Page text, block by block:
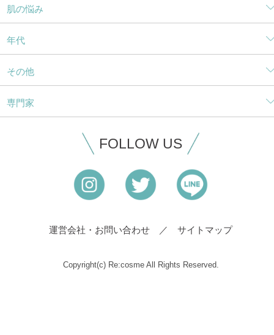
肌の悩み
年代
その他
専門家
FOLLOW US
運営会社・お問い合わせ サイトマップ
Copyright(c) Re:cosme All Rights Reserved.